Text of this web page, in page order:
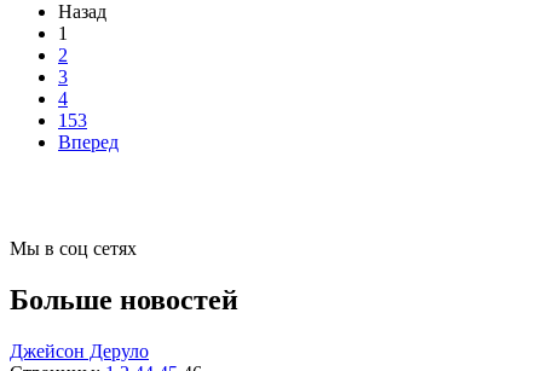
Назад
1
2
3
4
153
Вперед
Мы в соц сетях
Больше новостей
Джейсон Деруло